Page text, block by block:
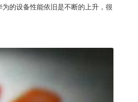
的设备性能依旧是不断的上升，很